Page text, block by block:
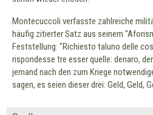
Montecuccoli verfasste zahlreiche
häufig zitierter Satz aus seinem
Feststellung: "Richiesto taluno delle
rispondesse tre esser quelle: denaro,
jemand nach den zum Kriege
sagen, es seien dieser drei: Geld, Geld,